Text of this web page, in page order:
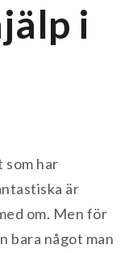
i
som har
är
om. Men för
bara något man